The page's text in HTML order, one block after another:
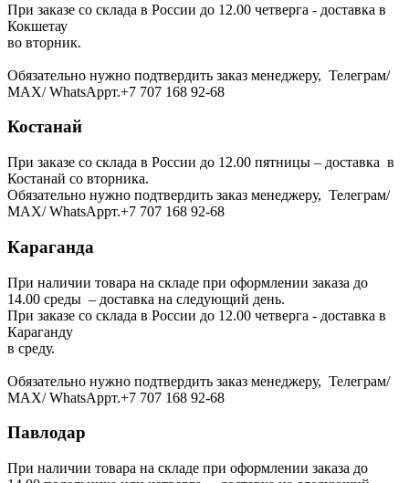
При заказе со склада в России до 12.00 четверга - доставка в
Кокшетау
во вторник.
Обязательно нужно подтвердить заказ менеджеру, Телеграм/
МАХ/ WhatsAppт.+7 707 168 92-68
Костанай
При заказе со склада в России до 12.00 пятницы – доставка в
Костанай со вторника.
Обязательно нужно подтвердить заказ менеджеру, Телеграм/
МАХ/ WhatsAppт.+7 707 168 92-68
Караганда
При наличии товара на складе при оформлении заказа до
14.00 среды – доставка на следующий день.
При заказе со склада в России до 12.00 четверга - доставка в
Караганду
в среду.
Обязательно нужно подтвердить заказ менеджеру, Телеграм/
МАХ/ WhatsAppт.+7 707 168 92-68
Павлодар
При наличии товара на складе при оформлении заказа до